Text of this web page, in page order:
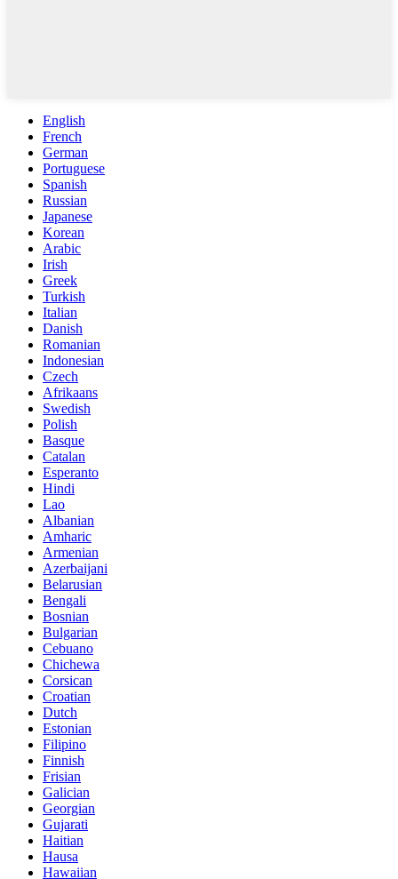
English
French
German
Portuguese
Spanish
Russian
Japanese
Korean
Arabic
Irish
Greek
Turkish
Italian
Danish
Romanian
Indonesian
Czech
Afrikaans
Swedish
Polish
Basque
Catalan
Esperanto
Hindi
Lao
Albanian
Amharic
Armenian
Azerbaijani
Belarusian
Bengali
Bosnian
Bulgarian
Cebuano
Chichewa
Corsican
Croatian
Dutch
Estonian
Filipino
Finnish
Frisian
Galician
Georgian
Gujarati
Haitian
Hausa
Hawaiian